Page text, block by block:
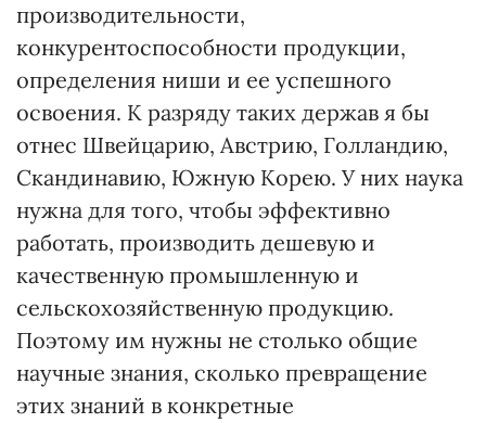
производительности,
конкурентоспособности продукции,
определения ниши и ее успешного
освоения. К разряду таких держав я бы
отнес Швейцарию, Австрию, Голландию,
Скандинавию, Южную Корею. У них наука
нужна для того, чтобы эффективно
работать, производить дешевую и
качественную промышленную и
сельскохозяйственную продукцию.
Поэтому им нужны не столько общие
научные знания, сколько превращение
этих знаний в конкретные